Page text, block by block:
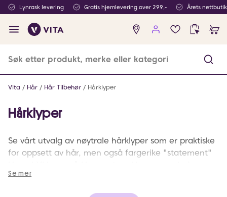
Lynrask levering Gratis hjemlevering over 299,- Årets
Ingen
produkter
Vita Hår Hår Tilbehør Hårklyper
Hårklyper
Se vårt utvalg av nøytrale hårklyper som er praktiske
for oppsett av hår, men også fargerike "statement"
hårklemmer!
Se mer